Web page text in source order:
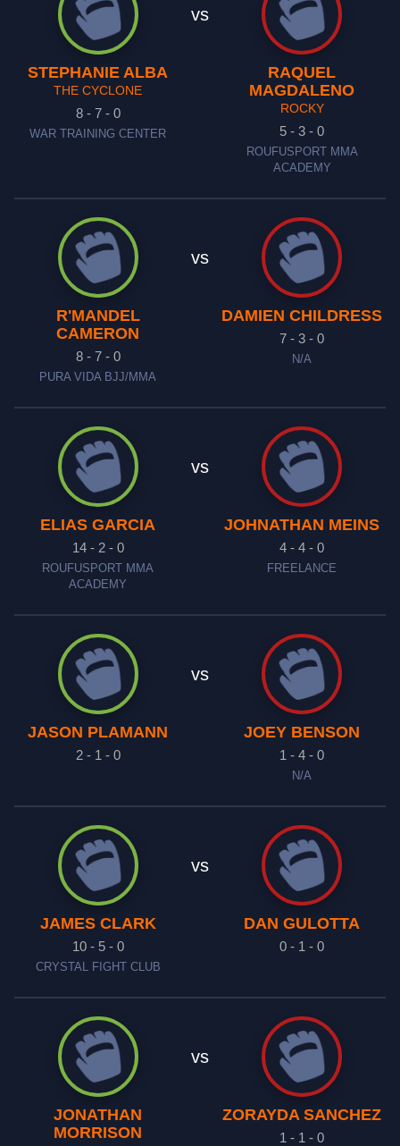
STEPHANIE ALBA
THE CYCLONE
8 - 7 - 0
WAR TRAINING CENTER
vs
RAQUEL
MAGDALENO
ROCKY
5 - 3 - 0
ROUFUSPORT MMA
ACADEMY
R'MANDEL
CAMERON
8 - 7 - 0
PURA VIDA BJJ/MMA
vs
DAMIEN CHILDRESS
7 - 3 - 0
N/A
ELIAS GARCIA
14 - 2 - 0
ROUFUSPORT MMA
ACADEMY
vs
JOHNATHAN MEINS
4 - 4 - 0
FREELANCE
JASON PLAMANN
2 - 1 - 0
vs
JOEY BENSON
1 - 4 - 0
N/A
JAMES CLARK
10 - 5 - 0
CRYSTAL FIGHT CLUB
vs
DAN GULOTTA
0 - 1 - 0
JONATHAN
MORRISON
vs
ZORAYDA SANCHEZ
1 - 1 - 0